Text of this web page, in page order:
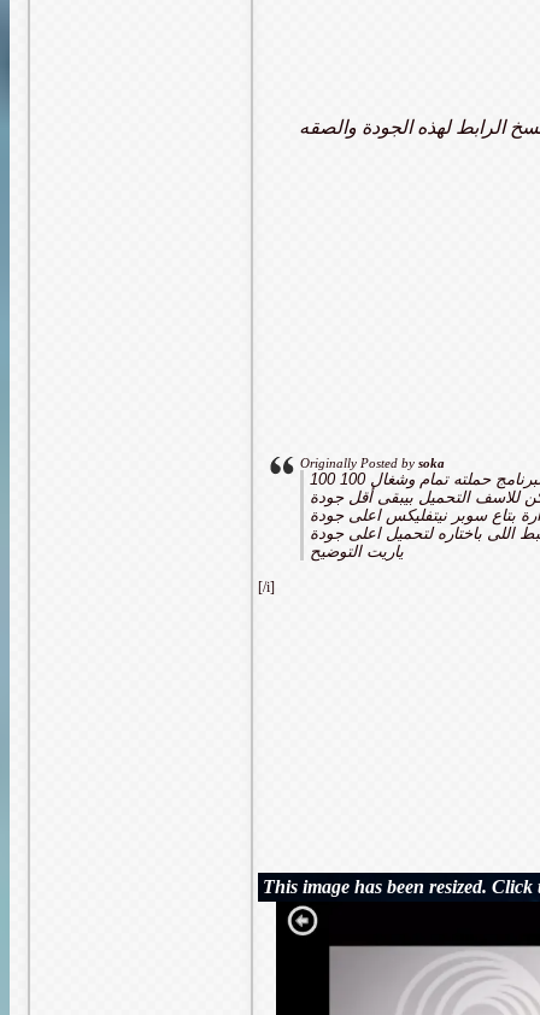
الرابط لهذه الجودة والصقه
Originally Posted by soka
حملته تمام وشغال 100 100
للاسف التحميل بيبقى أقل جودة
بتاع سوبر نيتفليكس اعلى جودة
باختاره لتحميل اعلى جودة
ياريت التوضيح
[/i]
This image has been resized.